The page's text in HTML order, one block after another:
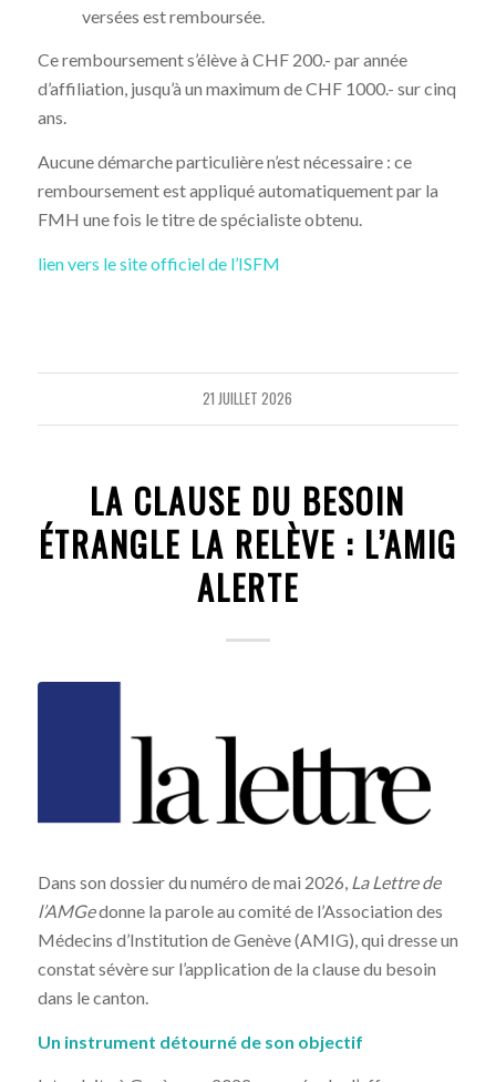
versées est remboursée.
Ce remboursement s’élève à CHF 200.- par année
d’affiliation, jusqu’à un maximum de CHF 1000.- sur cinq
ans.
Aucune démarche particulière n’est nécessaire : ce
remboursement est appliqué automatiquement par la
FMH une fois le titre de spécialiste obtenu.
lien vers le site officiel de l’ISFM
21 JUILLET 2026
LA CLAUSE DU BESOIN
ÉTRANGLE LA RELÈVE : L’AMIG
ALERTE
Dans son dossier du numéro de mai 2026, La Lettre de
l’AMGedonne la parole au comité de l’Association des
Médecins d’Institution de Genève (AMIG), qui dresse un
constat sévère sur l’application de la clause du besoin
dans le canton.
Un instrument détourné de son objectif